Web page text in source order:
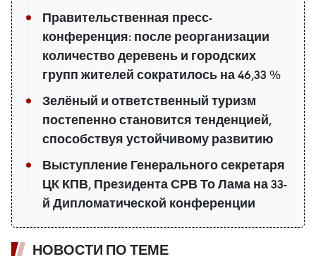
Правительственная пресс-
конференция: после реорганизации
количество деревень и городских
групп жителей сократилось на 46,33 %
Зелёный и ответственный туризм
постепенно становится тенденцией,
способствуя устойчивому развитию
Выступление Генерального секретаря
ЦК КПВ, Президента СРВ То Лама на 33-
й Дипломатической конференции
НОВОСТИ ПО ТЕМЕ